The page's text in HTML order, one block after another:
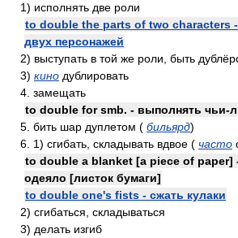
1) исполнять две роли
to double the parts of two characters
двух персонажей
2) выступать в той же роли, быть
3) кино дублировать
4. замещать
to double for smb. - выполнять чьи-
5. бить шар дуплетом ( бильярд)
6. 1) сгибать, складывать вдвое ( часто
to double a blanket [a piece of paper]
одеяло [листок бумаги]
to double one's fists - сжать кулаки
2) сгибаться, складываться
3) делать изгиб